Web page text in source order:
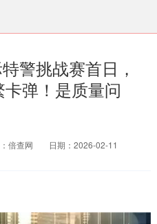
警挑战赛首日，
弹！是质量问
倍查网
日期：2026-02-11